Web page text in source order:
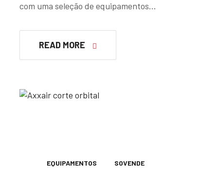
com uma seleção de equipamentos…
READ MORE
EQUIPAMENTOS SOVENDE